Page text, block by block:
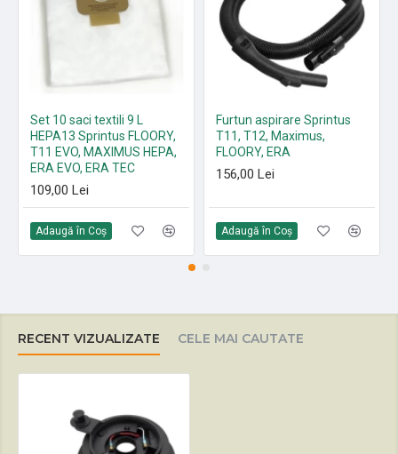
Set 10 saci textili 9 L
HEPA13 Sprintus FLOORY,
T11 EVO, MAXIMUS HEPA,
ERA EVO, ERA TEC
109,00 Lei
Adaugă în Coş
Furtun aspirare Sprintus
T11, T12, Maximus,
FLOORY, ERA
156,00 Lei
Adaugă în Coş
RECENT VIZUALIZATE CELE MAI CAUTATE